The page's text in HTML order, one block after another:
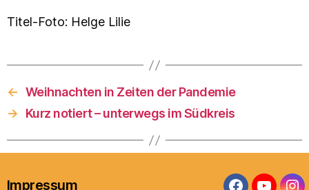
Titel-Foto: Helge Lilie
← Weihnachten in Zeiten der Pandemie
→
Kurz notiert – unterwegs im Südkreis
Impressum